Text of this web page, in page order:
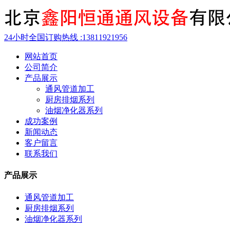
24小时全国订购热线 :13811921956
网站首页
公司简介
产品展示
通风管道加工
厨房排烟系列
油烟净化器系列
成功案例
新闻动态
客户留言
联系我们
产品展示
通风管道加工
厨房排烟系列
油烟净化器系列